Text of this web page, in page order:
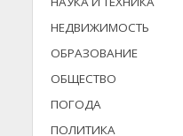
НЕДВИЖИМОСТЬ
ОБРАЗОВАНИЕ
ОБЩЕСТВО
ПОГОДА
ПОЛИТИКА